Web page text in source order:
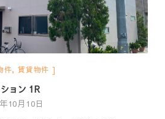
件, 賃貸物件
ョン 1R
10月10日